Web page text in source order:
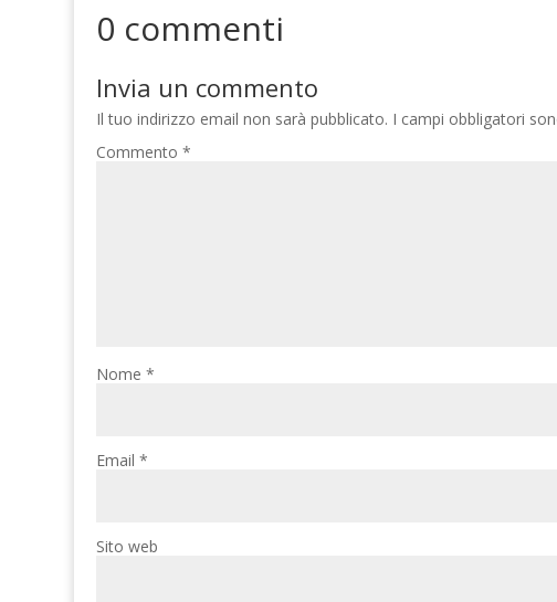
0 commenti
Invia un commento
Il tuo indirizzo email non sarà pubblicato. I campi obbligatori
Commento*
Nome*
Email*
Sito web